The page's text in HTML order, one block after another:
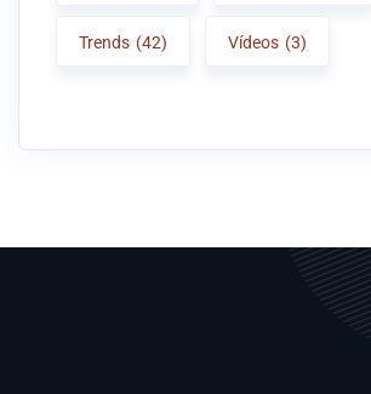
Trends (42) Vídeos (3)